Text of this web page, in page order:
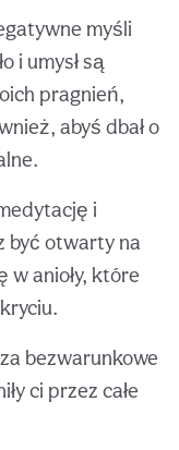
myśli
i umysł są
pragnień,
abyś dbał o
i
być otwarty na
w anioły, które
bezwarunkowe
ci przez całe